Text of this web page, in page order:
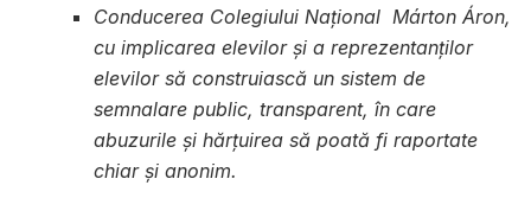
Conducerea Colegiului Național Márton Áron,
cu implicarea elevilor și a reprezentanților
elevilor să construiască un sistem de
semnalare public, transparent, în care
abuzurile și hărțuirea să poată fi raportate
chiar și anonim.